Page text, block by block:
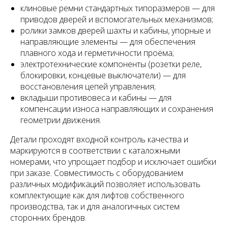
клиновые ремни стандартных типоразмеров — для
приводов дверей и вспомогательных механизмов;
ролики замков дверей шахты и кабины, упорные и
направляющие элементы — для обеспечения
плавного хода и герметичности проёма;
электротехнические компоненты (розетки реле,
блокировки, концевые выключатели) — для
восстановления цепей управления;
вкладыши противовеса и кабины — для
компенсации износа направляющих и сохранения
геометрии движения.
Детали проходят входной контроль качества и
маркируются в соответствии с каталожными
номерами, что упрощает подбор и исключает ошибки
при заказе. Совместимость с оборудованием
различных модификаций позволяет использовать
комплектующие как для лифтов собственного
производства, так и для аналогичных систем
сторонних брендов.